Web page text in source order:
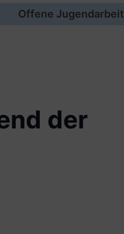
Offene Jugendarbeit
der